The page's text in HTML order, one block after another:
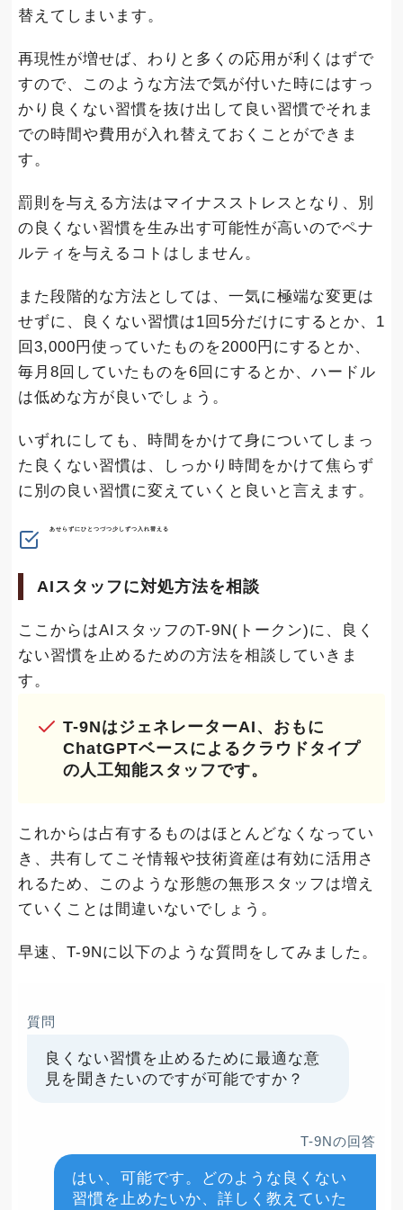
替えてしまいます。
再現性が増せば、わりと多くの応用が利くはずで
すので、このような方法で気が付いた時にはすっ
かり良くない習慣を抜け出して良い習慣でそれま
での時間や費用が入れ替えておくことができま
す。
罰則を与える方法はマイナスストレスとなり、別
の良くない習慣を生み出す可能性が高いのでペナ
ルティを与えるコトはしません。
また段階的な方法としては、一気に極端な変更は
せずに、良くない習慣は1回5分だけにするとか、1
回3,000円使っていたものを2000円にするとか、
毎月8回していたものを6回にするとか、ハードル
は低めな方が良いでしょう。
いずれにしても、時間をかけて身についてしまっ
た良くない習慣は、しっかり時間をかけて焦らず
に別の良い習慣に変えていくと良いと言えます。
あせらずにひとつづつ少しずつ入れ替える
AIスタッフに対処方法を相談
ここからはAIスタッフのT-9N(トークン)に、良く
ない習慣を止めるための方法を相談していきま
す。
T-9NはジェネレーターAI、おもに
ChatGPTベースによるクラウドタイプ
の人工知能スタッフです。
これからは占有するものはほとんどなくなってい
き、共有してこそ情報や技術資産は有効に活用さ
れるため、このような形態の無形スタッフは増え
ていくことは間違いないでしょう。
早速、T-9Nに以下のような質問をしてみました。
質問
良くない習慣を止めるために最適な意
見を聞きたいのですが可能ですか？
T-9Nの回答
はい、可能です。どのような良くない
習慣を止めたいか、詳しく教えていた